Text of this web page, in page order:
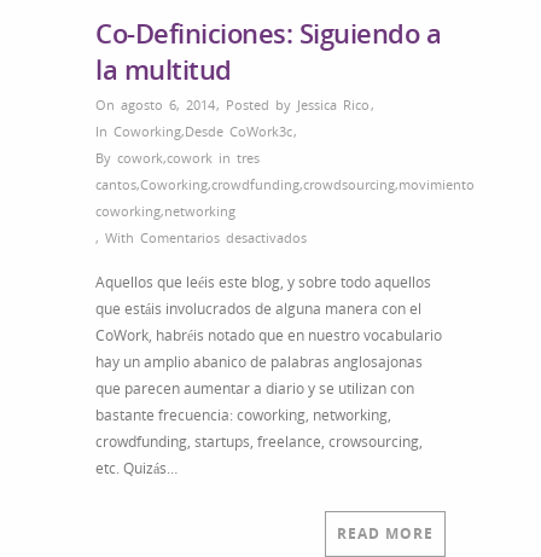
Co-Definiciones: Siguiendo a
la multitud
On agosto 6, 2014, Posted by Jessica Rico,
In Coworking,Desde CoWork3c,
By cowork,cowork in tres
cantos,Coworking,crowdfunding,crowdsourcing,movimiento
coworking,networking
, With Comentarios desactivadosen
Definiciones:
Siguiendo
a
la
multitud
Aquellos que leéis este blog, y sobre todo aquellos
que estáis involucrados de alguna manera con el
CoWork, habréis notado que en nuestro vocabulario
hay un amplio abanico de palabras anglosajonas
que parecen aumentar a diario y se utilizan con
bastante frecuencia: coworking, networking,
crowdfunding, startups, freelance, crowsourcing,
etc. Quizás…
READ MORE